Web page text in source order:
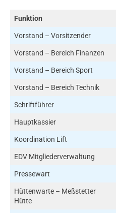
Funktion
Vorstand – Vorsitzender
Vorstand – Bereich Finanzen
Vorstand – Bereich Sport
Vorstand – Bereich Technik
Schriftführer
Hauptkassier
Koordination Lift
EDV Mitgliederverwaltung
Pressewart
Hüttenwarte – Meßstetter
Hütte